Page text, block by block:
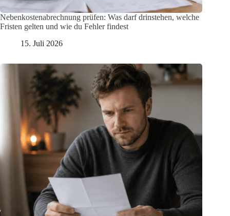
Nebenkostenabrechnung prüfen: Was darf drinstehen, welche
Fristen gelten und wie du Fehler findest
15. Juli 2026